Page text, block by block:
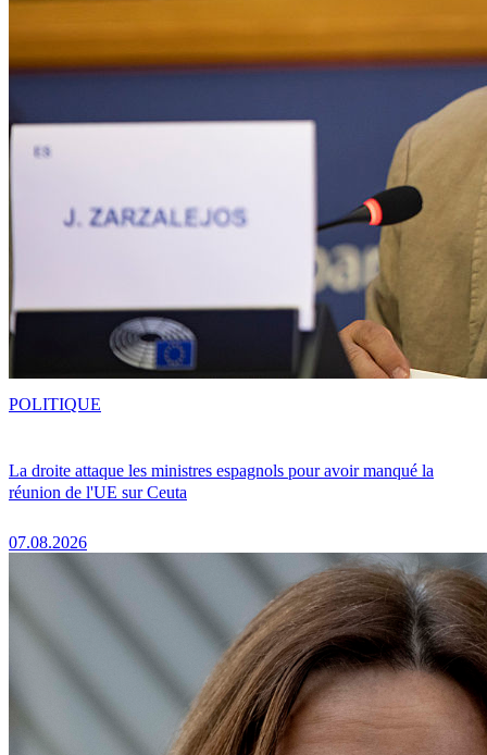
La droite attaque les ministres espagnols pour avoir manqué la
réunion de l'UE sur Ceuta
07.08.2026
POLITIQUE